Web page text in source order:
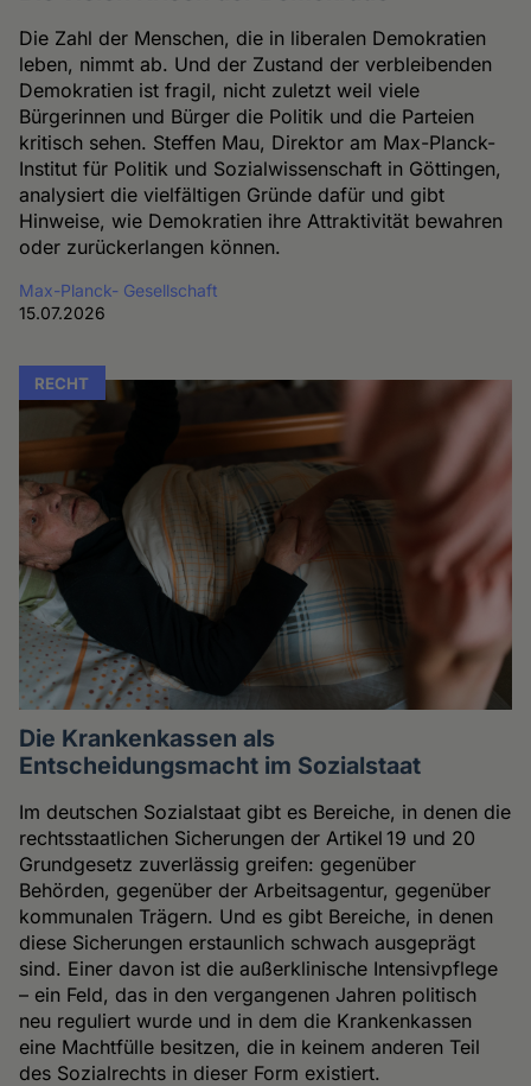
Die Zahl der Menschen, die in liberalen Demokratien
leben, nimmt ab. Und der Zustand der verbleibenden
Demokratien ist fragil, nicht zuletzt weil viele
Bürgerinnen und Bürger die Politik und die Parteien
kritisch sehen. Steffen Mau, Direktor am Max-Planck-
Institut für Politik und Sozialwissenschaft in Göttingen,
analysiert die vielfältigen Gründe dafür und gibt
Hinweise, wie Demokratien ihre Attraktivität bewahren
oder zurückerlangen können.
Max-Planck- Gesellschaft
15.07.2026
RECHT
Die Krankenkassen als
Entscheidungsmacht im Sozialstaat
Im deutschen Sozialstaat gibt es Bereiche, in denen die
rechtsstaatlichen Sicherungen der Artikel 19 und 20
Grundgesetz zuverlässig greifen: gegenüber
Behörden, gegenüber der Arbeitsagentur, gegenüber
kommunalen Trägern. Und es gibt Bereiche, in denen
diese Sicherungen erstaunlich schwach ausgeprägt
sind. Einer davon ist die außerklinische Intensivpflege
– ein Feld, das in den vergangenen Jahren politisch
neu reguliert wurde und in dem die Krankenkassen
eine Machtfülle besitzen, die in keinem anderen Teil
des Sozialrechts in dieser Form existiert.